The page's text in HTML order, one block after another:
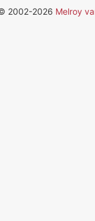
2002-2026 Melroy